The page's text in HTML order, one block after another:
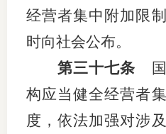
经营者集中附加限
时向社会公布。
第三十七条 国
构应当健全经营者
度，依法加强对涉